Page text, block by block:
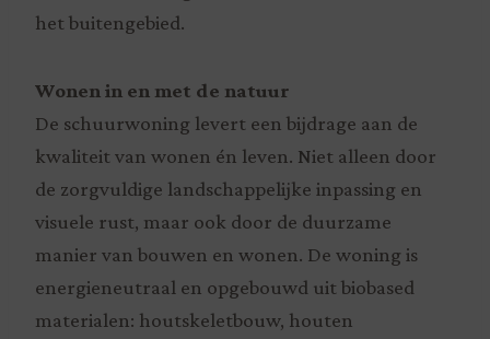
het buitengebied.
Wonen in en met de natuur
De schuurwoning levert een bijdrage aan de
kwaliteit van wonen én leven. Niet alleen door
de zorgvuldige landschappelijke inpassing en
visuele rust, maar ook door de duurzame
manier van bouwen en wonen. De woning is
energieneutraal en opgebouwd uit biobased
materialen: houtskeletbouw, houten